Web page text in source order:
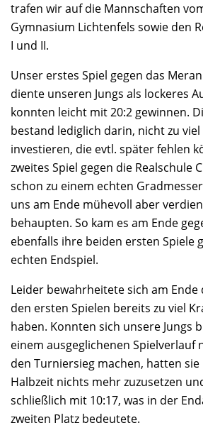
trafen wir auf die Mannschaften
Gymnasium Lichtenfels sowie den
I und II.
Unser erstes Spiel gegen das
diente unseren Jungs als lockeres
konnten leicht mit 20:2 gewinnen.
bestand lediglich darin, nicht zu viel
investieren, die evtl. später fehlen
zweites Spiel gegen die Realschule
schon zu einem echten
uns am Ende mühevoll aber
behaupten. So kam es am Ende
ebenfalls ihre beiden ersten Spiele
echten Endspiel.
Leider bewahrheitete sich am
den ersten Spielen bereits zu viel
haben. Konnten sich unsere Jungs
einem ausgeglichenen Spielverlauf
den Turniersieg machen, hatten
Halbzeit nichts mehr zuzusetzen
schließlich mit 10:17, was in der
zweiten Platz bedeutete.